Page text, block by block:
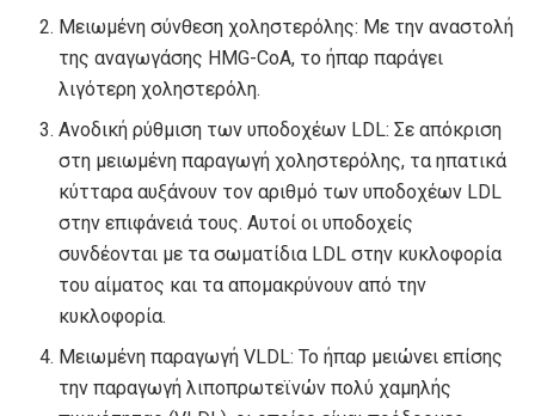
Μειωμένη σύνθεση χοληστερόλης: Με την αναστολή
της αναγωγάσης HMG-CoA, το ήπαρ παράγει
λιγότερη χοληστερόλη.
Ανοδική ρύθμιση των υποδοχέων LDL: Σε απόκριση
στη μειωμένη παραγωγή χοληστερόλης, τα ηπατικά
κύτταρα αυξάνουν τον αριθμό των υποδοχέων LDL
στην επιφάνειά τους. Αυτοί οι υποδοχείς
συνδέονται με τα σωματίδια LDL στην κυκλοφορία
του αίματος και τα απομακρύνουν από την
κυκλοφορία.
Μειωμένη παραγωγή VLDL: Το ήπαρ μειώνει επίσης
την παραγωγή λιποπρωτεϊνών πολύ χαμηλής